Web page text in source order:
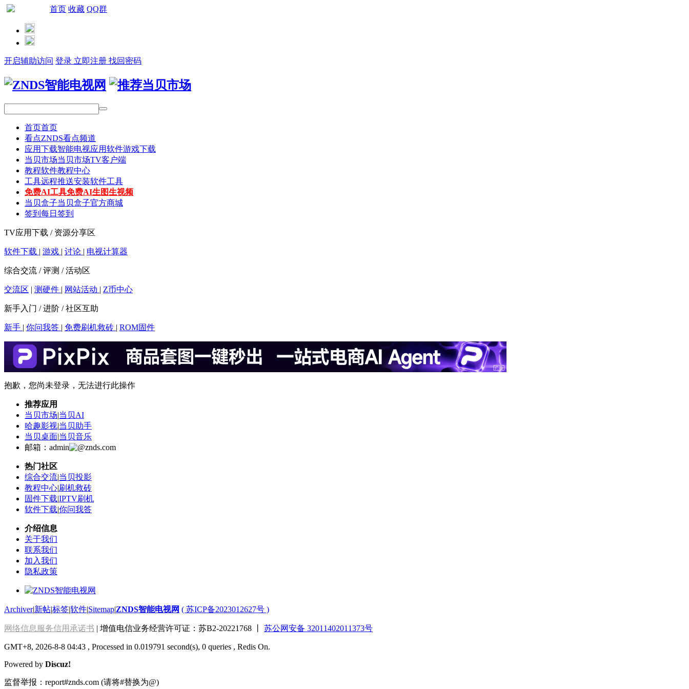
首页 收藏 QQ群
开启辅助访问 登录 立即注册 找回密码
首页首页
看点ZNDS看点频道
应用下载智能电视应用软件游戏下载
当贝市场当贝市场TV客户端
教程软件教程中心
工具远程推送安装软件工具
免费AI工具免费AI生图生视频
当贝盒子当贝盒子官方商城
签到 每日签到
TV应用下载 / 资源分享区
软件下载 | 游戏 | 讨论 | 电视计算器
综合交流 / 评测 / 活动区
交流区 | 测硬件 | 网站活动 | Z币中心
新手入门 / 进阶 / 社区互助
新手 | 你问我答 | 免费刷机救砖 | ROM固件
抱歉，您尚未登录，无法进行此操作
推荐应用
当贝市场|当贝AI
哈趣影视|当贝助手
当贝桌面|当贝音乐
邮箱：admin
znds.com
热门社区
综合交流|当贝投影
教程中心|刷机救砖
固件下载|IPTV刷机
软件下载|你问我答
介绍信息
关于我们
联系我们
加入我们
隐私政策
Archiver|新帖|标签|软件|Sitemap|ZNDS智能电视网 ( 苏ICP备2023012627号 )
网络信息服务信用承诺书 | 增值电信业务经营许可证：苏B2-20221768 丨 苏公网安备 32011402011373号
GMT+8, 2026-8-8 04:43 , Processed in 0.019791 second(s), 0 queries , Redis On.
Powered by Discuz!
监督举报：report#znds.com (请将#替换为@)